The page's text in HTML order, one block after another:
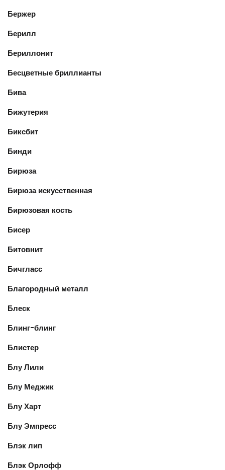
Бержер
Берилл
Бериллонит
Бесцветные бриллианты
Бива
Бижутерия
Биксбит
Бинди
Бирюза
Бирюза искусственная
Бирюзовая кость
Бисер
Битовнит
Бичгласс
Благородный металл
Блеск
Блинг-блинг
Блистер
Блу Лили
Блу Меджик
Блу Харт
Блу Эмпресс
Блэк лип
Блэк Орлофф